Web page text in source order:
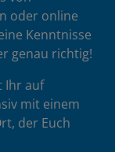
oder online
Kenntnisse
genau richtig!
Ihr auf
mit einem
der Euch